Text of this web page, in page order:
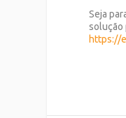
Seja
solução
https://